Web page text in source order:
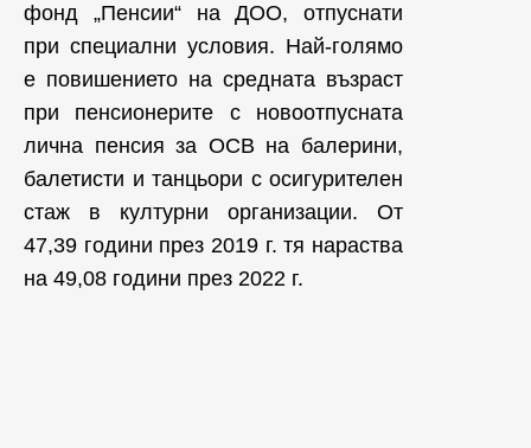
фонд „Пенсии“ на ДОО, отпуснати
при специални условия. Най-голямо
е повишението на средната възраст
при пенсионерите с новоотпусната
лична пенсия за ОСВ на балерини,
балетисти и танцьори с осигурителен
стаж в културни организации. От
47,39 години през 2019 г. тя нараства
на 49,08 години през 2022 г.